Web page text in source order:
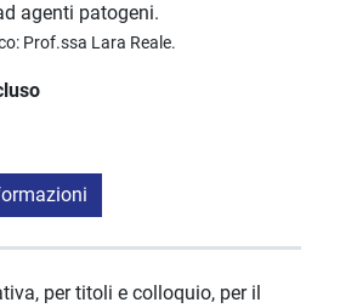
agenti patogeni.
Prof.ssa Lara Reale.
per titoli e colloquio, per il